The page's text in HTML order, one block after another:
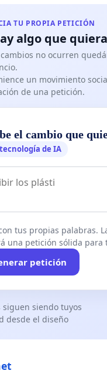
TU PROPIA PETICIÓN
algo que
cambios no ocurren
un movimiento
de una petición.
el cambio que
de IA
tus propias palabras.
una petición sólida para
petición
siguen siendo tuyos
desde el diseño